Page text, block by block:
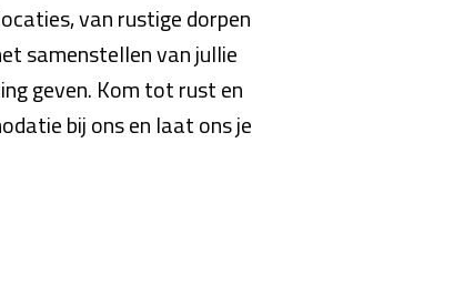
van rustige dorpen
samenstellen van jullie
geven. Kom tot rust en
bij ons en laat ons je